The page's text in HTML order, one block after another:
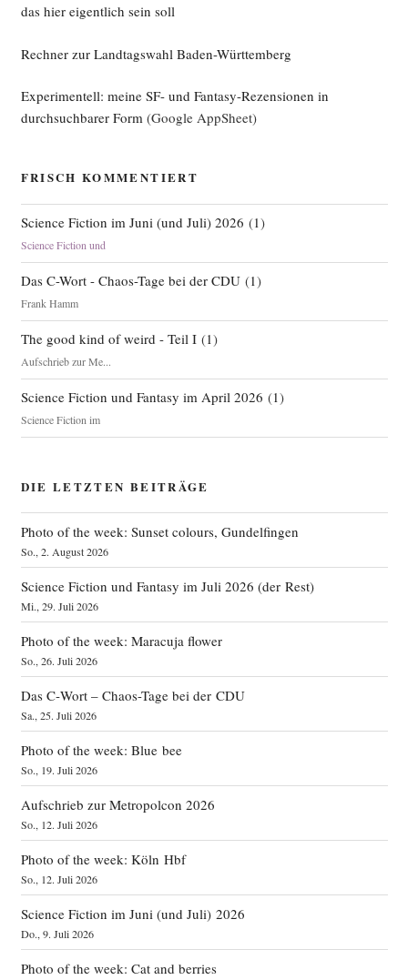
das hier eigentlich sein soll
Rechner zur Landtagswahl Baden-Württemberg
Experimentell: meine SF- und Fantasy-Rezensionen in
durchsuchbarer Form(Google AppSheet)
FRISCH KOMMENTIERT
Science Fiction im Juni (und Juli) 2026 (1)
Science Fiction und
Das C-Wort - Chaos-Tage bei der CDU(1)
Frank Hamm
The good kind of weird - Teil I(1)
Aufschrieb zur Me...
Science Fiction und Fantasy im April 2026 (1)
Science Fiction im
DIE LETZTEN BEITRÄGE
Photo of the week: Sunset colours, Gundelfingen
So., 2. August 2026
Science Fiction und Fantasy im Juli 2026 (der Rest)
Mi., 29. Juli 2026
Photo of the week: Maracuja flower
So., 26. Juli 2026
Das C‑Wort – Chaos-Tage bei der CDU
Sa., 25. Juli 2026
Photo of the week: Blue bee
So., 19. Juli 2026
Aufschrieb zur Metropolcon 2026
So., 12. Juli 2026
Photo of the week: Köln Hbf
So., 12. Juli 2026
Science Fiction im Juni (und Juli) 2026
Do., 9. Juli 2026
Photo of the week: Cat and berries